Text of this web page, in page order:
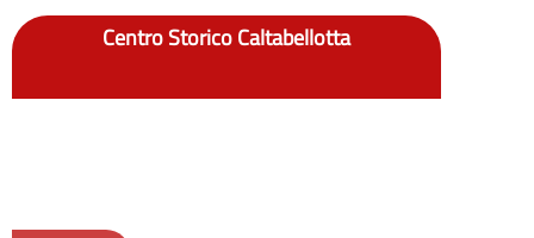
Centro Storico Caltabellotta